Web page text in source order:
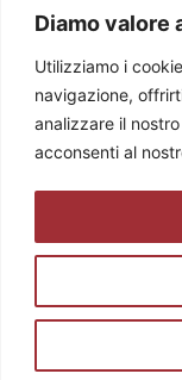
Diamo valore
Utilizziamo i
navigazione,
analizzare il
acconsenti al
Colli dei
Via Tommaseo,
E-mail:
Pec:
Cod. Fisc. e P.